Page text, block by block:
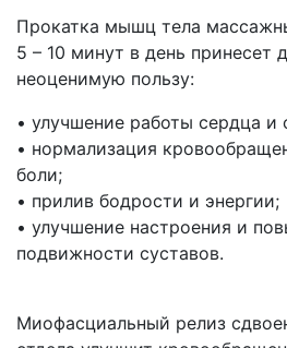
Прокатка мышц тела
5 – 10 минут в день принесет
неоценимую пользу:
• улучшение работы сердца и
• нормализация
боли;
• прилив бодрости и энергии;
• улучшение настроения и
подвижности суставов.
Миофасциальный релиз